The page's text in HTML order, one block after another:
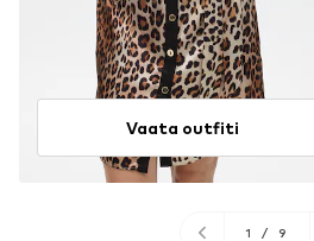
Vaata outfiti
1 / 9